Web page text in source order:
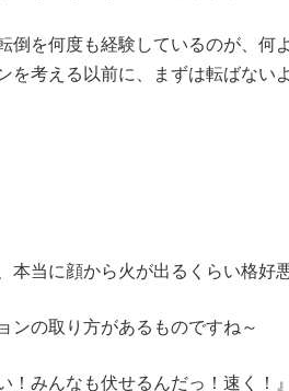
倒を何度も経験しているのが、何
を考える以前に、まずは転ばない
本当に顔から火が出るくらい格好
ンの取り方があるものですね～
！みんなも伏せるんだっ！速く！